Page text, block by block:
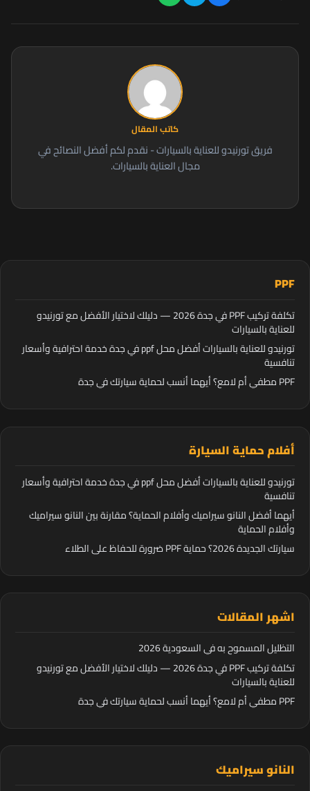
PPF
تكلفة تركيب PPF في جدة 2026 — دليلك لاختيار الأفضل مع تورنيدو
للعناية بالسيارات
تورنيدو للعناية بالسيارات أفضل محل ppf في جدة خدمة احترافية وأسعار
تنافسية
PPF مطفي أم لامع؟ أيهما أنسب لحماية سيارتك في جدة
أفلام حماية السيارة
تورنيدو للعناية بالسيارات أفضل محل ppf في جدة خدمة احترافية وأسعار
تنافسية
أيهما أفضل النانو سيراميك وأفلام الحماية؟ مقارنة بين النانو سيراميك
وأفلام الحماية
سيارتك الجديدة 2026؟ حماية PPF ضرورة للحفاظ على الطلاء
اشهر المقالات
التظليل المسموح به في السعودية 2026
تكلفة تركيب PPF في جدة 2026 — دليلك لاختيار الأفضل مع تورنيدو
للعناية بالسيارات
PPF مطفي أم لامع؟ أيهما أنسب لحماية سيارتك في جدة
النانو سيراميك
كاتب المقال
فريق تورنيدو للعناية بالسيارات - نقدم لكم أفضل النصائح في
مجال العناية بالسيارات.